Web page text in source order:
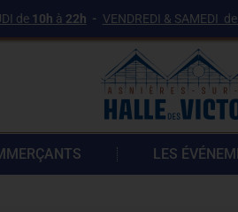
de 10h à 22h - VENDREDI & SAMEDI de
LES